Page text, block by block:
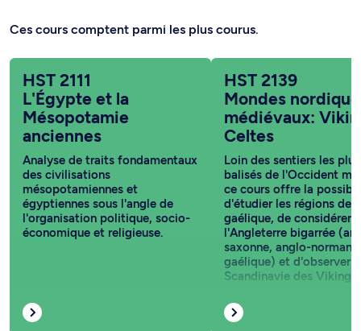
Ces cours comptent parmi les plus courus.
HST 2111
L'Égypte et la
Mésopotamie
anciennes
Analyse de traits fondamentaux
des civilisations
mésopotamiennes et
égyptiennes sous l'angle de
l'organisation politique, socio-
économique et religieuse.
HST 2139
Mondes
médiévaux:
Celtes
Loin des sentiers les plus
balisés de l'Occident
ce cours offre la
d'étudier les régions de
gaélique, de considérer
l'Angleterre bigarrée
saxonne, anglo-
gaélique) et d'observer
Scandinavie des Vikings.